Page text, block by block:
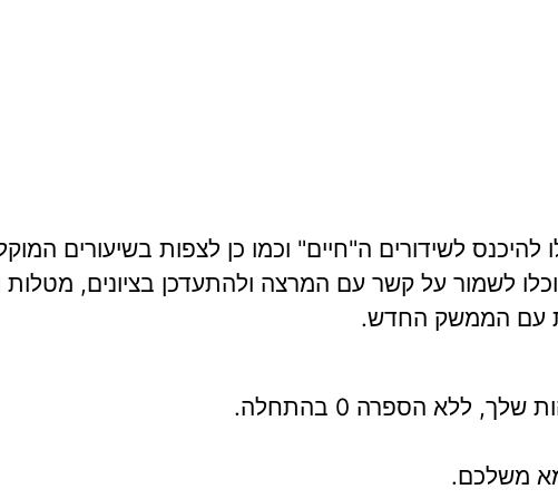
לשידורים ה"חיים" וכמו כן לצפות בשיעורים
לשמור על קשר עם המרצה ולהתעדכן בציונים, מטלות
עם הממשק החדש.
ללא הספרה 0 בהתחלה.
משלכם.